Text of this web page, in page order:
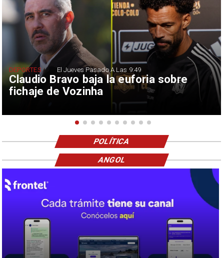
Claudio Bravo baja la euforia sobre
fichaje de Vozinha
DEPORTES El Jueves Pasado A Las 9:49
POLÍTICA
ANGOL